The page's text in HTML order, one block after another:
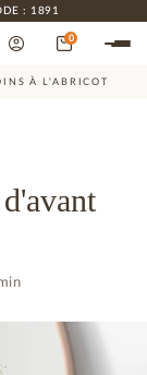
: 1891
0
À L'ABRICOT